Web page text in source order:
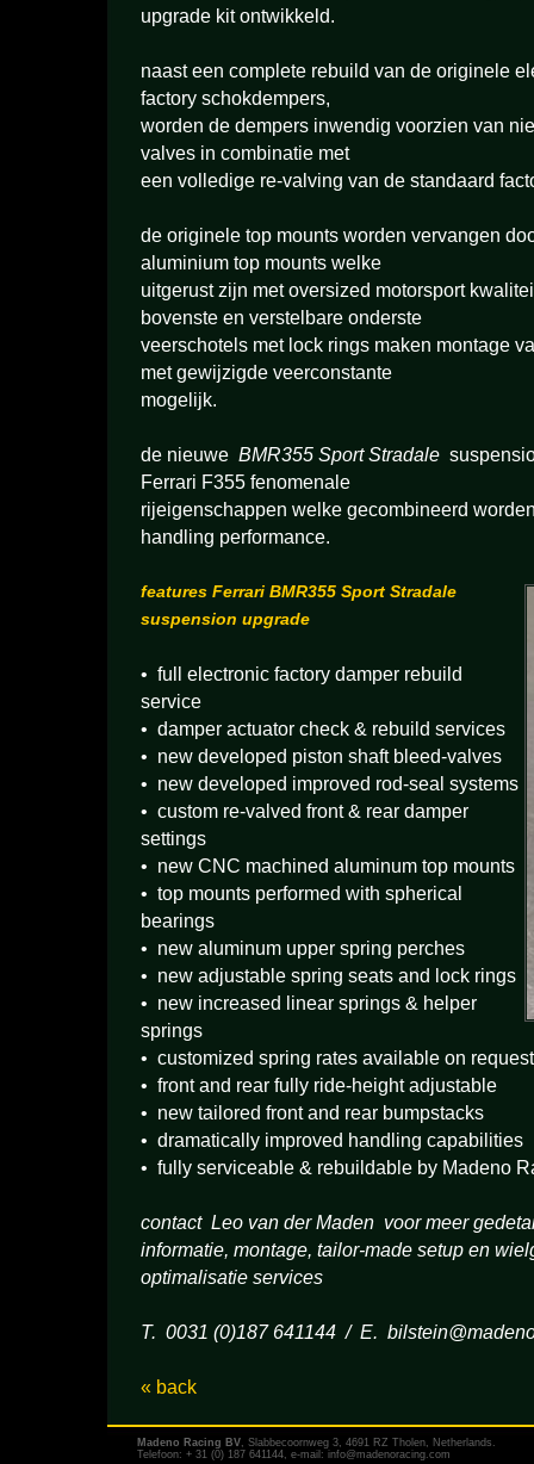
upgrade kit ontwikkeld.
naast een complete rebuild van de originele
factory schokdempers,
worden de dempers inwendig voorzien van
valves in combinatie met
een volledige re-valving van de standaard
de originele top mounts worden vervangen
aluminium top mounts welke
uitgerust zijn met oversized motorsport
bovenste en verstelbare onderste
veerschotels met lock rings maken montage
met gewijzigde veerconstante
mogelijk.
de nieuwe BMR355 Sport Stradale
Ferrari F355 fenomenale
rijeigenschappen welke gecombineerd
handling performance.
features Ferrari BMR355 Sport Stradale
suspension upgrade
• full electronic factory damper rebuild
service
• damper actuator check & rebuild services
• new developed piston shaft bleed-valves
• new developed improved rod-seal systems
• custom re-valved front & rear damper
settings
• new CNC machined aluminum top mounts
• top mounts performed with spherical
bearings
• new aluminum upper spring perches
• new adjustable spring seats and lock rings
• new increased linear springs & helper
springs
• customized spring rates available on request
• front and rear fully ride-height adjustable
• new tailored front and rear bumpstacks
• dramatically improved handling capabilities
• fully serviceable & rebuildable by Madeno
contact Leo van der Maden voor meer
informatie, montage, tailor-made setup en
optimalisatie services
T. 0031 (0)187 641144 / E.
« back
Madeno Racing BV, Slabbecoornweg 3, 4691 RZ Tholen, Netherlands.
Telefoon: + 31 (0) 187 641144, e-mail: info@madenoracing.com